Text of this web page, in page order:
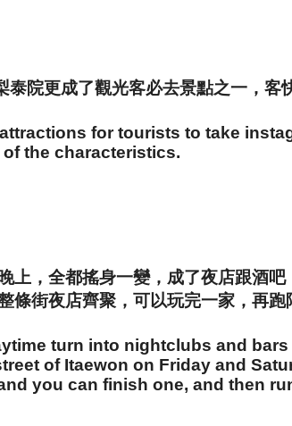
院更成了觀光客必去景點之一，客
for tourists to take
the characteristics.
上，全都搖身一變，成了夜店跟酒
條街夜店齊聚，可以玩完一家，再跑
turn into nightclubs and
of Itaewon on Friday and
you can finish one, and then